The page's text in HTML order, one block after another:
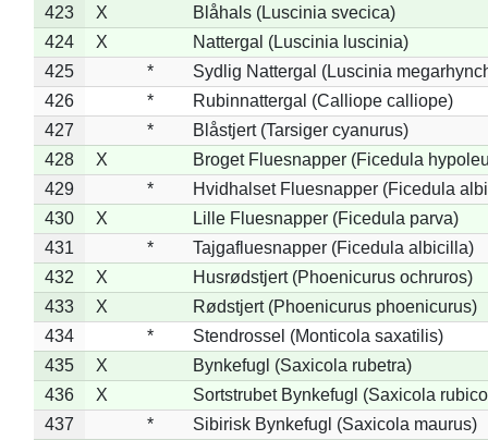
423
X
Blåhals (Luscinia svecica)
424
X
Nattergal (Luscinia luscinia)
425
*
Sydlig Nattergal (Luscinia
426
*
Rubinnattergal (Calliope calliope)
427
*
Blåstjert (Tarsiger cyanurus)
428
X
Broget Fluesnapper (Ficedula
429
*
Hvidhalset Fluesnapper (Ficedula
430
X
Lille Fluesnapper (Ficedula parva)
431
*
Tajgafluesnapper (Ficedula albicilla)
432
X
Husrødstjert (Phoenicurus ochruros)
433
X
Rødstjert (Phoenicurus phoenicurus)
434
*
Stendrossel (Monticola saxatilis)
435
X
Bynkefugl (Saxicola rubetra)
436
X
Sortstrubet Bynkefugl (Saxicola
437
*
Sibirisk Bynkefugl (Saxicola maurus)